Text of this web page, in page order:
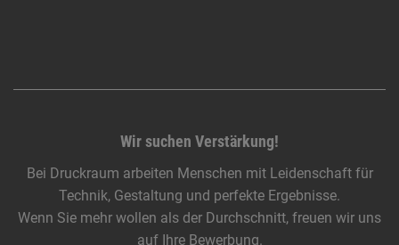
Wir suchen Verstärkung!
Bei Druckraum arbeiten Menschen mit Leidenschaft für
Technik, Gestaltung und perfekte Ergebnisse.
Wenn Sie mehr wollen als der Durchschnitt, freuen wir uns
auf Ihre Bewerbung.